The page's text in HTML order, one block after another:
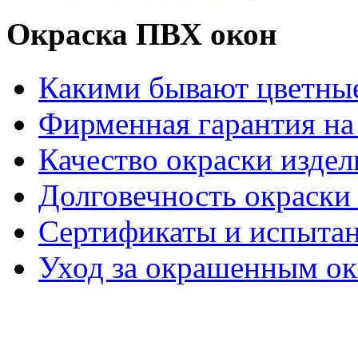
Окраска ПВХ окон
Какими бывают
Фирменная гарантия
Качество окраски
Долговечность
Сертификаты и
Уход за окрашенным